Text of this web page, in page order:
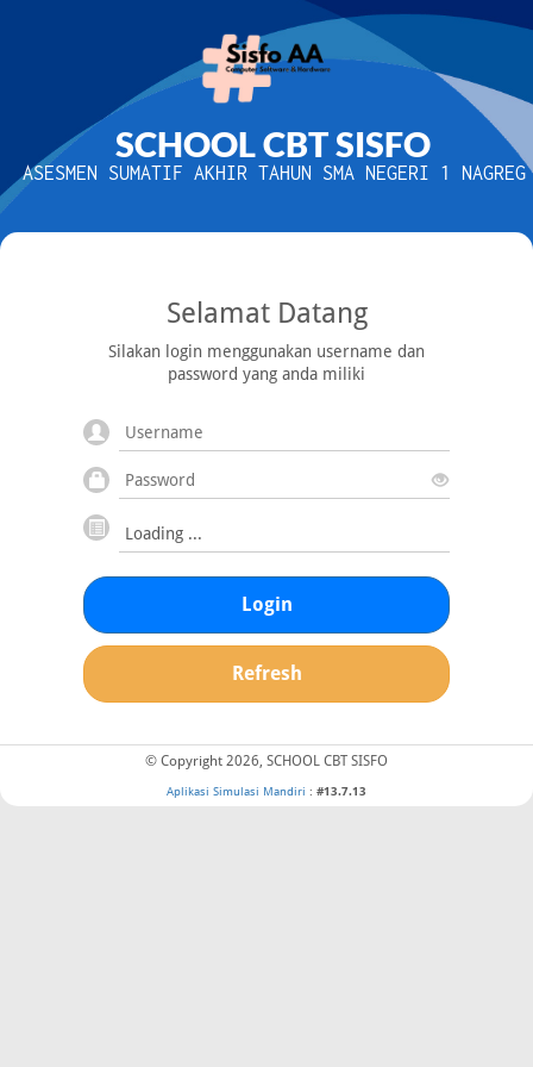
SCHOOL CBT SISFO
ASESMEN SUMATIF AKHIR TAHUN SMA NEGERI 1 NAGREG
Selamat Datang
Silakan login menggunakan username dan
password yang anda miliki
Login
Refresh
© Copyright 2026, SCHOOL CBT SISFO
Aplikasi Simulasi Mandiri : #13.7.13